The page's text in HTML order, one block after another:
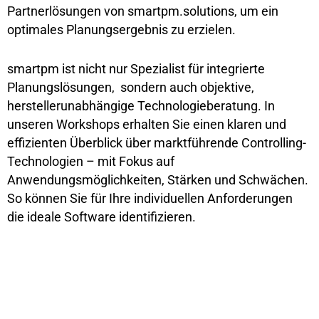
Partnerlösungen von smartpm.solutions, um ein
optimales Planungsergebnis zu erzielen.
smartpm ist nicht nur Spezialist für integrierte
Planungslösungen, sondern auch objektive,
herstellerunabhängige Technologieberatung. In
unseren Workshops erhalten Sie einen klaren und
effizienten Überblick über marktführende Controlling-
Technologien – mit Fokus auf
Anwendungsmöglichkeiten, Stärken und Schwächen.
So können Sie für Ihre individuellen Anforderungen
die ideale Software identifizieren.